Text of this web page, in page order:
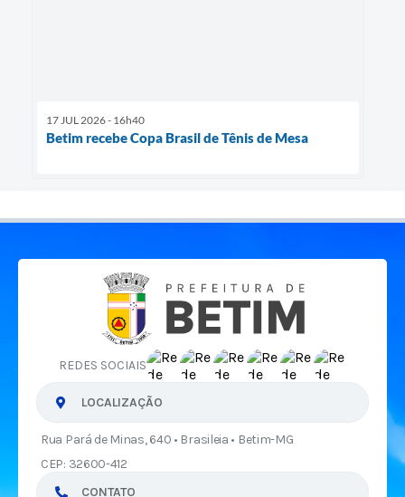
17 JUL 2026 - 16h40
Betim recebe Copa Brasil de Tênis de Mesa
REDES SOCIAIS
LOCALIZAÇÃO
Rua Pará de Minas, 640 • Brasileia • Betim-MG
CEP: 32600-412
CONTATO